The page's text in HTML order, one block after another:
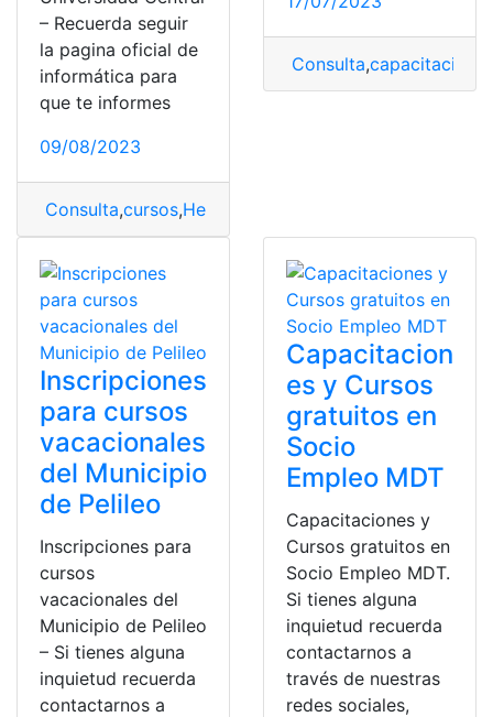
– Recuerda seguir
la pagina oficial de
informática para
que te informes
09/08/2023
Consulta,cursos,Herramientas Informáticas
Consulta,
Inscripciones
para cursos
vacacionales
del Municipio
de Pelileo
Inscripciones para
cursos
vacacionales del
Municipio de Pelileo
– Si tienes alguna
inquietud recuerda
contactarnos a
Capacitacion
es y Cursos
gratuitos en
Socio
Empleo MDT
Capacitaciones y
Cursos gratuitos en
Socio Empleo MDT.
Si tienes alguna
inquietud recuerda
contactarnos a
través de nuestras
redes sociales,